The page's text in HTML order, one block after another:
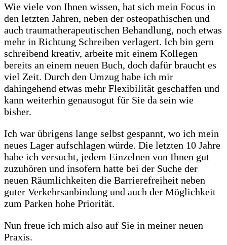
Wie viele von Ihnen wissen, hat sich mein Focus in
den letzten Jahren, neben der osteopathischen und
auch traumatherapeutischen Behandlung, noch etwas
mehr in Richtung Schreiben verlagert. Ich bin gern
schreibend kreativ, arbeite mit einem Kollegen
bereits an einem neuen Buch, doch dafür braucht es
viel Zeit. Durch den Umzug habe ich mir
dahingehend etwas mehr Flexibilität geschaffen und
kann weiterhin genausogut für Sie da sein wie
bisher.
Ich war übrigens lange selbst gespannt, wo ich mein
neues Lager aufschlagen würde. Die letzten 10 Jahre
habe ich versucht, jedem Einzelnen von Ihnen gut
zuzuhören und insofern hatte bei der Suche der
neuen Räumlichkeiten die Barrierefreiheit neben
guter Verkehrsanbindung und auch der Möglichkeit
zum Parken hohe Priorität.
Nun freue ich mich also auf Sie in meiner neuen
Praxis.